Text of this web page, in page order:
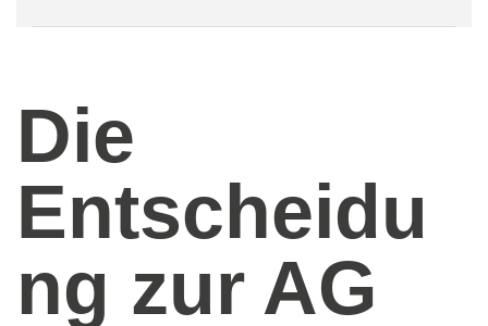
Die
Entscheidu
ng zur AG